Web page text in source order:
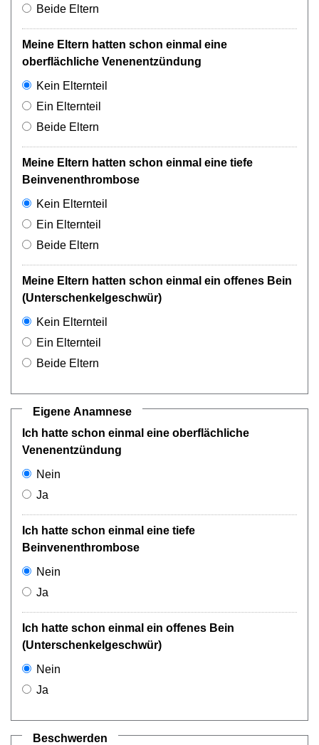
Beide Eltern
Meine Eltern hatten schon einmal eine
oberflächliche Venenentzündung
Kein Elternteil
Ein Elternteil
Beide Eltern
Meine Eltern hatten schon einmal eine tiefe
Beinvenenthrombose
Kein Elternteil
Ein Elternteil
Beide Eltern
Meine Eltern hatten schon einmal ein offenes Bein
(Unterschenkelgeschwür)
Kein Elternteil
Ein Elternteil
Beide Eltern
Eigene Anamnese
Ich hatte schon einmal eine oberflächliche
Venenentzündung
Nein
Ja
Ich hatte schon einmal eine tiefe
Beinvenenthrombose
Nein
Ja
Ich hatte schon einmal ein offenes Bein
(Unterschenkelgeschwür)
Nein
Ja
Beschwerden